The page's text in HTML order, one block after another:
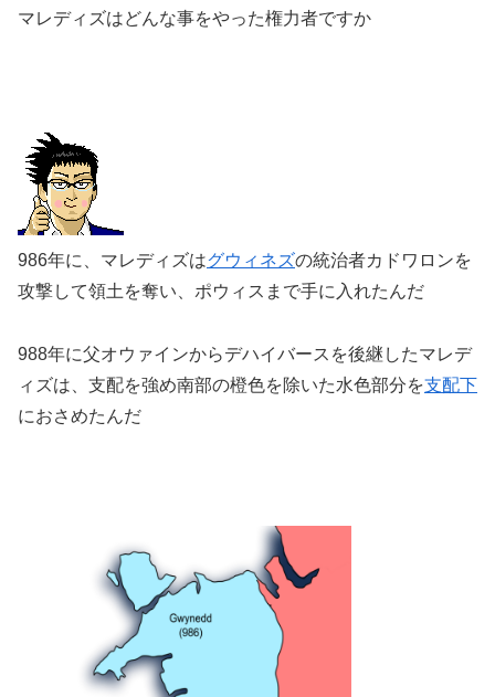
マレディズはどんな事をやった権力者ですか
986年に、マレディズはグウィネズの統治者カドワロンを
攻撃して領土を奪い、ポウィスまで手に入れたんだ
988年に父オウァインからデハイバースを後継したマレデ
ィズは、支配を強め南部の橙色を除いた水色部分を支配下
におさめたんだ